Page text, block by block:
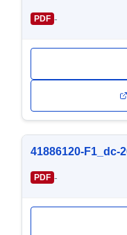
PDF -
41886120-F1_dc-
PDF -